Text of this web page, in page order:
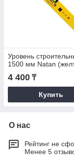
Уровень
1500 мм Natan
4 400 ₸
Купить
О нас
Рейтинг не
Менее 5